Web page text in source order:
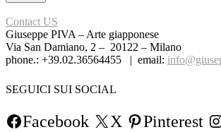
Contact US
Giuseppe PIVA – Arte giapponese
Via San Damiano, 2 – 20122 – Milano
phone.: +39.02.36564455 | email:
SEGUICI SUI SOCIAL
Facebook X Pinterest